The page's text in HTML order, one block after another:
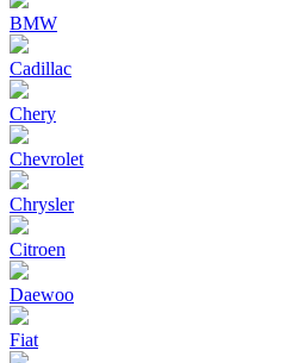
BMW
Cadillac
Chery
Chevrolet
Chrysler
Citroen
Daewoo
Fiat